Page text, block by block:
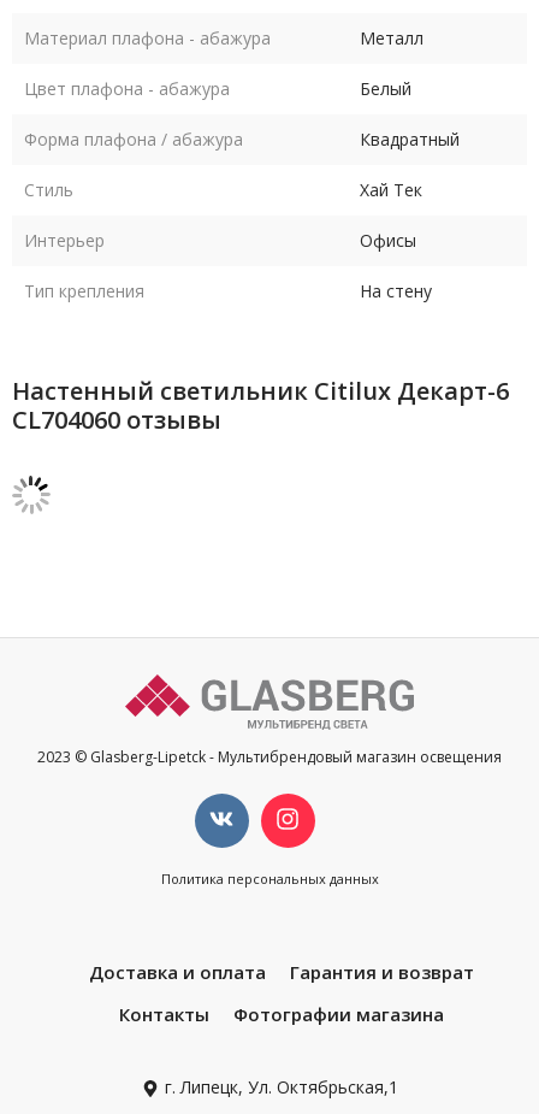
Материал плафона - абажура Металл
Цвет плафона - абажура Белый
Форма плафона / абажура Квадратный
Стиль Хай Тек
Интерьер Офисы
Тип крепления На стену
Настенный светильник Citilux Декарт-6
CL704060 отзывы
2023 © Glasberg-Lipetck - Мультибрендовый магазин освещения
Политика персональных данных
Доставка и оплата
Гарантия и возврат
Контакты
Фотографии магазина
г. Липецк, Ул. Октябрьская,1